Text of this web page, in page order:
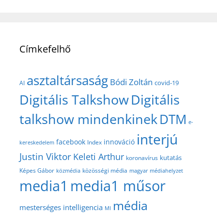
Címkefelhő
AI asztaltársaság Bódi Zoltán covid-19
Digitális TalkshowDigitális
talkshow mindenkinekDTM e-
kereskedelem facebook Index innováció interjú
Justin Viktor Keleti Arthur koronavírus kutatás
Képes Gábor közmédia közösségi média magyar médiahelyzet
media1 media1 műsor
mesterséges intelligencia MI média